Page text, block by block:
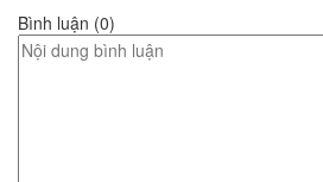
Bình luận (0)